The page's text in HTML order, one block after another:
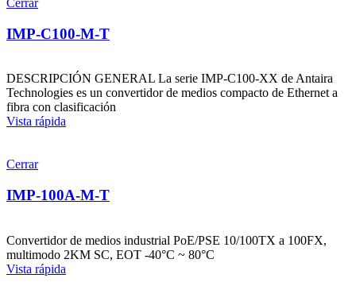
IMP-C100-M-T
DESCRIPCIÓN GENERAL La serie IMP-C100-XX de Antaira
Technologies es un convertidor de medios compacto de Ethernet a
fibra con clasificación
Vista rápida
Cerrar
IMP-100A-M-T
Convertidor de medios industrial PoE/PSE 10/100TX a 100FX,
multimodo 2KM SC, EOT -40°C ~ 80°C
Vista rápida